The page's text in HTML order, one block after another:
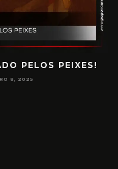
PELOS PEIXES!
8, 2025